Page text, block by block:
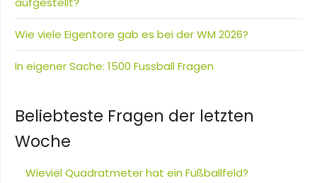
Wie viele Eigentore gab es bei der WM 2026?
In eigener Sache: 1500 Fussball Fragen
Beliebteste Fragen der letzten
Woche
Wieviel Quadratmeter hat ein Fußballfeld?